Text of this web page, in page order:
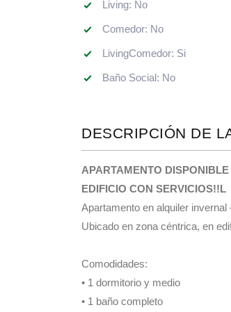
Living: No
Comedor: No
LivingComedor: Si
Baño Social: No
DESCRIPCIÓN DE
APARTAMENTO
EDIFICIO CON SERVICIOS!!L
Apartamento en alquiler invernal
Ubicado en zona céntrica, en
Comodidades:
• 1 dormitorio y medio
• 1 baño completo